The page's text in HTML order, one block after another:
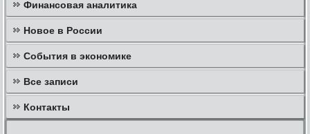
Финансовая аналитика
Новое в России
События в экономике
Все записи
Контакты